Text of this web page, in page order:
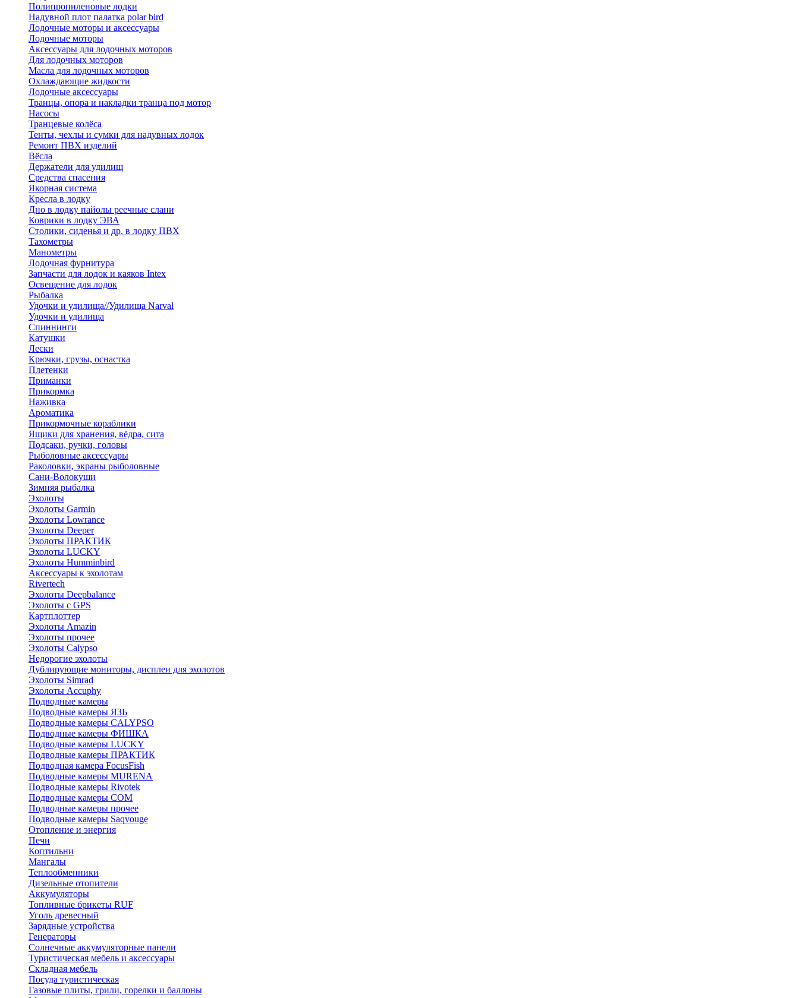
Полипропиленовые лодки
Надувной плот палатка polar bird
Лодочные моторы и аксессуары
Лодочные моторы
Аксессуары для лодочных моторов
Для лодочных моторов
Масла для лодочных моторов
Охлаждающие жидкости
Лодочные аксессуары
Транцы, опора и накладки транца под мотор
Насосы
Транцевые колёса
Тенты, чехлы и сумки для надувных лодок
Ремонт ПВХ изделий
Вёсла
Держатели для удилищ
Средства спасения
Якорная система
Кресла в лодку
Дно в лодку пайолы реечные слани
Коврики в лодку ЭВА
Столики, сиденья и др. в лодку ПВХ
Тахометры
Манометры
Лодочная фурнитура
Запчасти для лодок и каяков Intex
Освещение для лодок
Рыбалка
Удочки и удилища//Удилища Narval
Удочки и удилища
Спиннинги
Катушки
Лески
Крючки, грузы, оснастка
Плетенки
Приманки
Прикормка
Наживка
Ароматика
Прикормочные кораблики
Ящики для хранения, вёдра, сита
Подсаки, ручки, головы
Рыболовные аксессуары
Раколовки, экраны рыболовные
Сани-Волокуши
Зимняя рыбалка
Эхолоты
Эхолоты Garmin
Эхолоты Lowrance
Эхолоты Deeper
Эхолоты ПРАКТИК
Эхолоты LUCKY
Эхолоты Humminbird
Аксессуары к эхолотам
Rivertech
Эхолоты Deepbalance
Эхолоты с GPS
Картплоттер
Эхолоты Amazin
Эхолоты прочее
Эхолоты Calypso
Недорогие эхолоты
Дублирующие мониторы, дисплеи для эхолотов
Эхолоты Simrad
Эхолоты Accuphy
Подводные камеры
Подводные камеры ЯЗЬ
Подводные камеры CALYPSO
Подводные камеры ФИШКА
Подводные камеры LUCKY
Подводные камеры ПРАКТИК
Подводная камера FocusFish
Подводные камеры MURENA
Подводные камеры Rivotek
Подводные камеры СОМ
Подводные камеры прочее
Подводные камеры Saqvouge
Отопление и энергия
Печи
Коптильни
Мангалы
Теплообменники
Дизельные отопители
Аккумуляторы
Топливные брикеты RUF
Уголь древесный
Зарядные устройства
Генераторы
Солнечные аккумуляторные панели
Туристическая мебель и аксессуары
Складная мебель
Посуда туристическая
Газовые плиты, грили, горелки и баллоны